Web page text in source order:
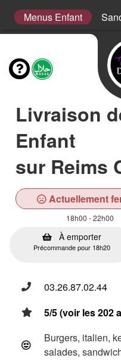
Menus Enfant
Livraison
Enfant
sur Reims
Actuellement
18h00 - 22h00
À emporter
Précommande pour 18h20
03.26.87.02.44
5/5 (voir les 202
Burgers, italien,
salades,